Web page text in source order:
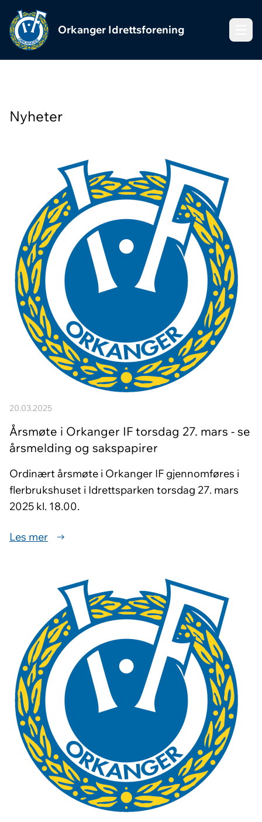
Orkanger Idrettsforening
Nyheter
20.03.2025
Årsmøte i Orkanger IF torsdag 27. mars - se
årsmelding og sakspapirer
Ordinært årsmøte i Orkanger IF gjennomføres i
flerbrukshuset i Idrettsparken torsdag 27. mars
2025 kl. 18.00.
Les mer